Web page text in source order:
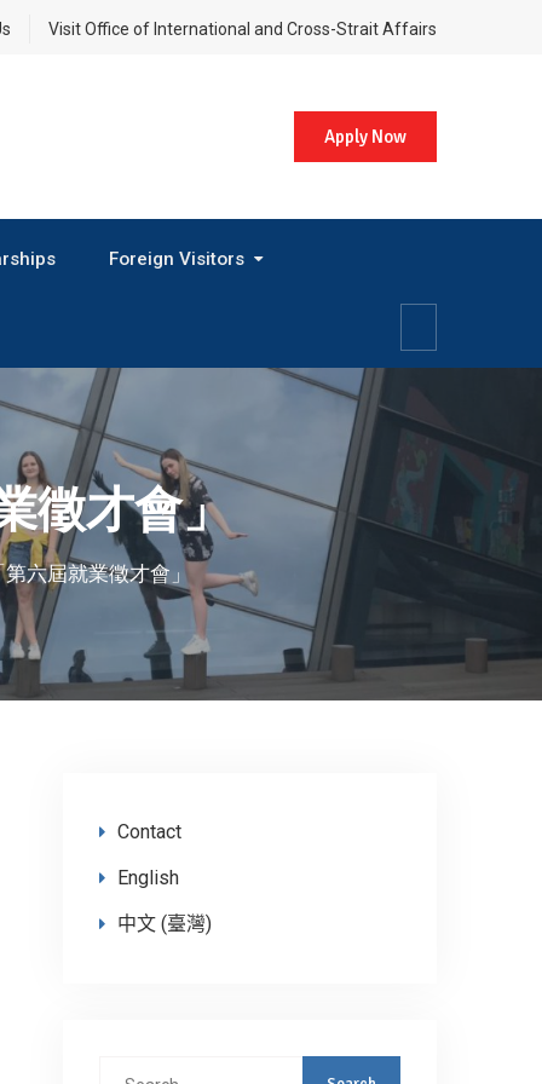
Visit Office of International and Cross-Strait Affairs
Apply Now
Foreign Visitors
徵才會」
六屆就業徵才會」
Contact
English
中文 (臺灣)
Search